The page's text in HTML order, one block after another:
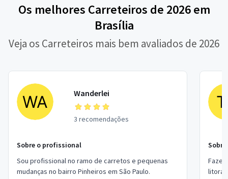
Os melhores Carreteiros de 2026 em
Brasília
Veja os Carreteiros mais bem avaliados de 2026
Wanderlei
3 recomendações
Sobre o profissional
Sou profissional no ramo de carretos e pequenas
mudanças no bairro Pinheiros em São Paulo.
litoral